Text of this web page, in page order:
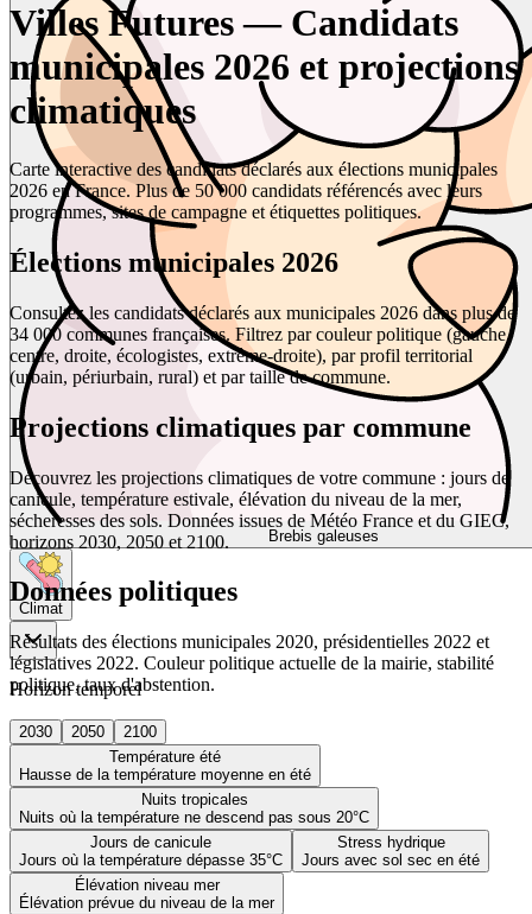
Brebis galeuses
Climat
Horizon temporel
2030 2050
2100
Température été
Hausse de la température moyenne en été
Nuits tropicales
Nuits où la température ne descend pas sous 20°C
Jours de canicule
Jours où la température dépasse 35°C
Stress hydrique
Jours avec sol sec en été
Élévation niveau mer
Élévation prévue du niveau de la mer
Villes Futures — Candidats
municipales 2026 et projections
climatiques
Carte interactive des candidats déclarés aux élections municipales
2026 en France. Plus de 50 000 candidats référencés avec leurs
programmes, sites de campagne et étiquettes politiques.
Élections municipales 2026
Consultez les candidats déclarés aux municipales 2026 dans plus de
34 000 communes françaises. Filtrez par couleur politique (gauche,
centre, droite, écologistes, extrême-droite), par profil territorial
(urbain, périurbain, rural) et par taille de commune.
Projections climatiques par commune
Découvrez les projections climatiques de votre commune : jours de
canicule, température estivale, élévation du niveau de la mer,
sécheresses des sols. Données issues de Météo France et du GIEC,
horizons 2030, 2050 et 2100.
Données politiques
Résultats des élections municipales 2020, présidentielles 2022 et
législatives 2022. Couleur politique actuelle de la mairie, stabilité
politique, taux d'abstention.